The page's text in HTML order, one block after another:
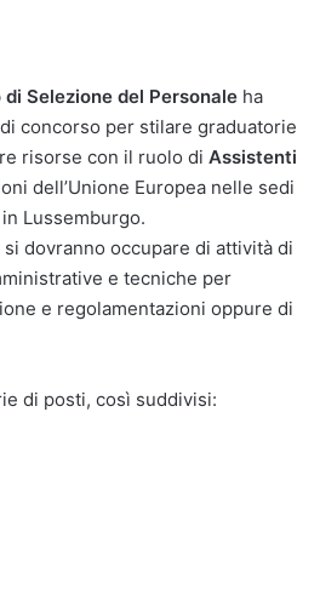
di Selezione del Personale ha
concorso per stilare graduatorie
risorse con il ruolo di Assistenti
dell’Unione Europea nelle sedi
Lussemburgo.
dovranno occupare di attività di
e tecniche per
e regolamentazioni oppure di
di posti, così suddivisi: